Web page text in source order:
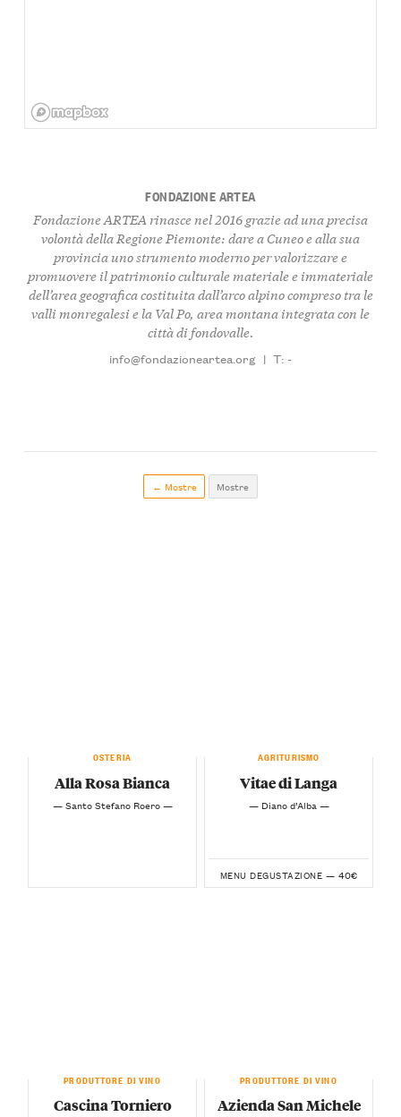
FONDAZIONE ARTEA
Fondazione ARTEA rinasce nel 2016 grazie ad una precisa
volontà della Regione Piemonte: dare a Cuneo e alla sua
provincia uno strumento moderno per valorizzare e
promuovere il patrimonio culturale materiale e immateriale
dell’area geografica costituita dall’arco alpino compreso tra le
valli monregalesi e la Val Po, area montana integrata con le
città di fondovalle.
info@fondazioneartea.org | T: -
← Mostre Mostre
OSTERIA
Alla Rosa Bianca
— Santo Stefano Roero —
AGRITURISMO
Vitae di Langa
— Diano d’Alba —
MENU DEGUSTAZIONE — 40€
PRODUTTORE DI VINO
Cascina Torniero
PRODUTTORE DI VINO
Azienda San Michele